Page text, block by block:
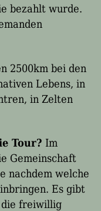
bezahlt wurde.
2500km bei den
Lebens, in
in Zelten
Tour? Im
Gemeinschaft
nachdem welche
Es gibt
die freiwillig